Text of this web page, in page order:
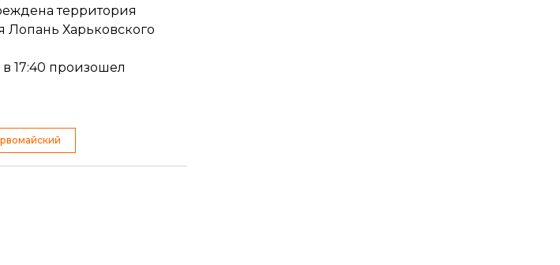
территория
Лопань Харьковского
17:40 произошел